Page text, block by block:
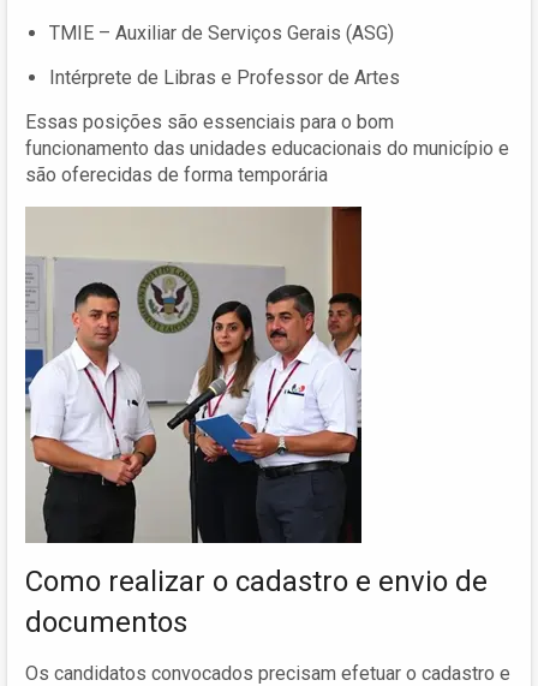
TMIE – Auxiliar de Serviços Gerais (ASG)
Intérprete de Libras e Professor de Artes
Essas posições são essenciais para o bom
funcionamento das unidades educacionais do município e
são oferecidas de forma temporária
Como realizar o cadastro e envio de
documentos
Os candidatos convocados precisam efetuar o cadastro e